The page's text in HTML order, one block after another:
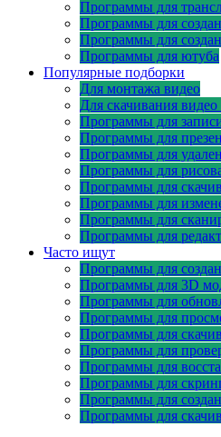
Программы для
Программы для
Программы для
Программы для ютуба
Популярные подборки
Для монтажа видео
Для скачивания
Программы для
Программы для
Программы для
Программы для
Программы для
Программы для
Программы для
Программы для
Часто ищут
Программы для
Программы для 3D
Программы для
Программы для
Программы для
Программы для
Программы для
Программы для
Программы для
Программы для